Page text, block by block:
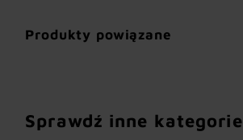
Produkty powiązane
Sprawdź inne kategorie